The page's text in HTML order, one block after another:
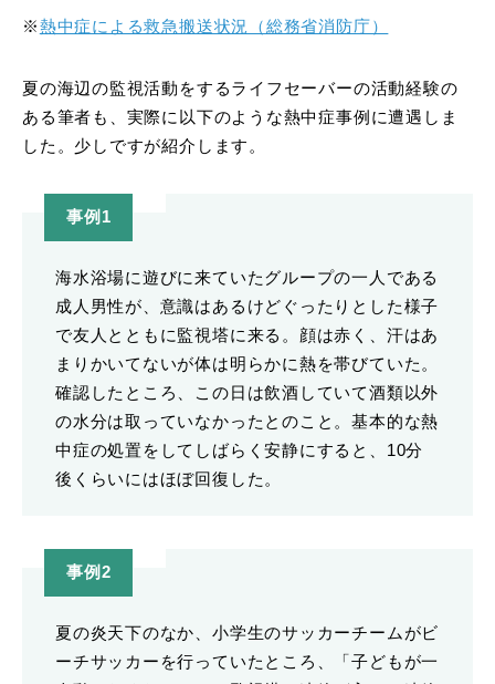
※熱中症による救急搬送状況（総務省消防庁）
夏の海辺の監視活動をするライフセーバーの活動経験の
ある筆者も、実際に以下のような熱中症事例に遭遇しま
した。少しですが紹介します。
事例1
海水浴場に遊びに来ていたグループの一人である
成人男性が、意識はあるけどぐったりとした様子
で友人とともに監視塔に来る。顔は赤く、汗はあ
まりかいてないが体は明らかに熱を帯びていた。
確認したところ、この日は飲酒していて酒類以外
の水分は取っていなかったとのこと。基本的な熱
中症の処置をしてしばらく安静にすると、10分
後くらいにはほぼ回復した。
事例2
夏の炎天下のなか、小学生のサッカーチームがビ
ーチサッカーを行っていたところ、「子どもが一